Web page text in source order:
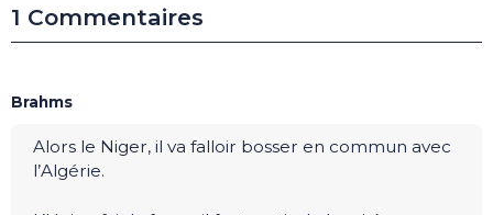
1 Commentaires
Brahms
Alors le Niger, il va falloir bosser en commun avec
l’Algérie.